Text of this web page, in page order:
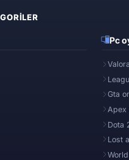
Pc
Gta
Apex
Dota
Lost